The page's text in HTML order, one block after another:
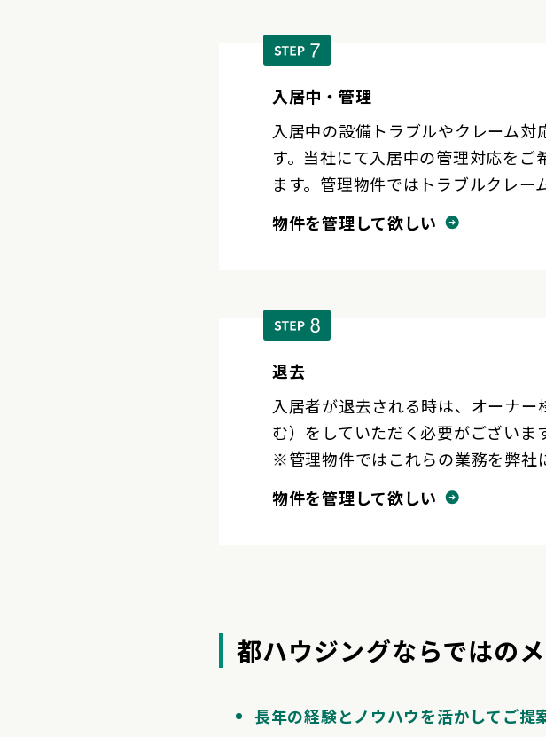
入居中・管理
入居中の設備トラブルやクレーム
す。当社にて入居中の管理対応を
ます。管理物件ではトラブルクレー
物件を管理して欲しい
退去
入居者が退去される時は、オーナ
む）をしていただく必要がございます
※管理物件ではこれらの業務を弊社
物件を管理して欲しい
都ハウジングならではの
長年の経験とノウハウを活かしてご提